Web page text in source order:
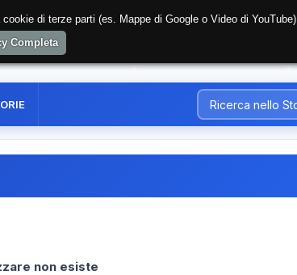
UTENTE
non esiste
di terze parti (es. Mappe di Google o Video di
Completa